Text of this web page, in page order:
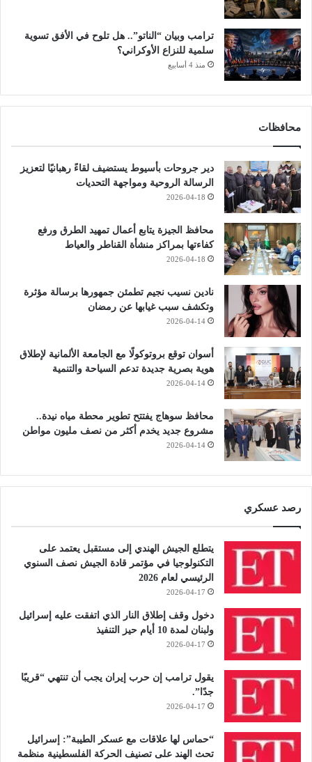
ترامب وبيان “الناتو”.. هل تلوح في الأفق تسوية
سلمية للنزاع الأوكراني؟
منذ 4 أسابيع
محافظات
دير جروحات بأسيوط يستضيف لقاءً رهبانيًا لتعزيز
الرسالة الروحية ومواجهة التحديات
2026-04-18
محافظ الجيزة يتابع أعمال تمهيد الطرق ورفع
كفاءتها بمراكز منشأة القناطر والعياط
2026-04-18
نادين نسيب نجيم تطمئن جمهورها برسالة مؤثرة
وتكشف سبب غيابها عن رمضان
2026-04-14
أسوان توقع بروتوكولًا مع الجامعة الألمانية لإطلاق
هوية بصرية جديدة تدعم السياحة والتنمية
2026-04-14
محافظ سوهاج يفتتح تطوير محطة مياه نيدة..
مشروع جديد يخدم أكثر من نصف مليون مواطن
2026-04-14
رصد عسكري
يتطلع الجيش الهندي إلى مستقبل يعتمد على
التكنولوجيا في مؤتمر قادة الجيش نصف السنوي
الرئيسي لعام 2026
2026-04-17
دخول وقف إطلاق النار الذي اتفقت عليه إسرائيل
ولبنان لمدة 10 أيام حيز التنفيذ
2026-04-17
يقول ترامب إن حرب إيران يجب أن تنتهي “قريبًا
جدًا”.
2026-04-17
“حماس لها علاقات مع عسكر الطيبة”: إسرائيل
تحث الهند على تصنيف الحركة الفلسطينية منظمة